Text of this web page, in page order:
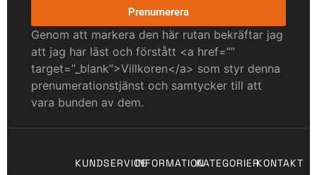
Prenumerera
Genom att markera den här rutan bekräftar jag
att jag har läst och förstått <a href=””
target=”_blank”>Villkoren</a> som styr denna
prenumerationstjänst och samtycker till att
vara bunden av dem.
KUNDSERVICEINFORMATIONKATEGORIERKONTAKT